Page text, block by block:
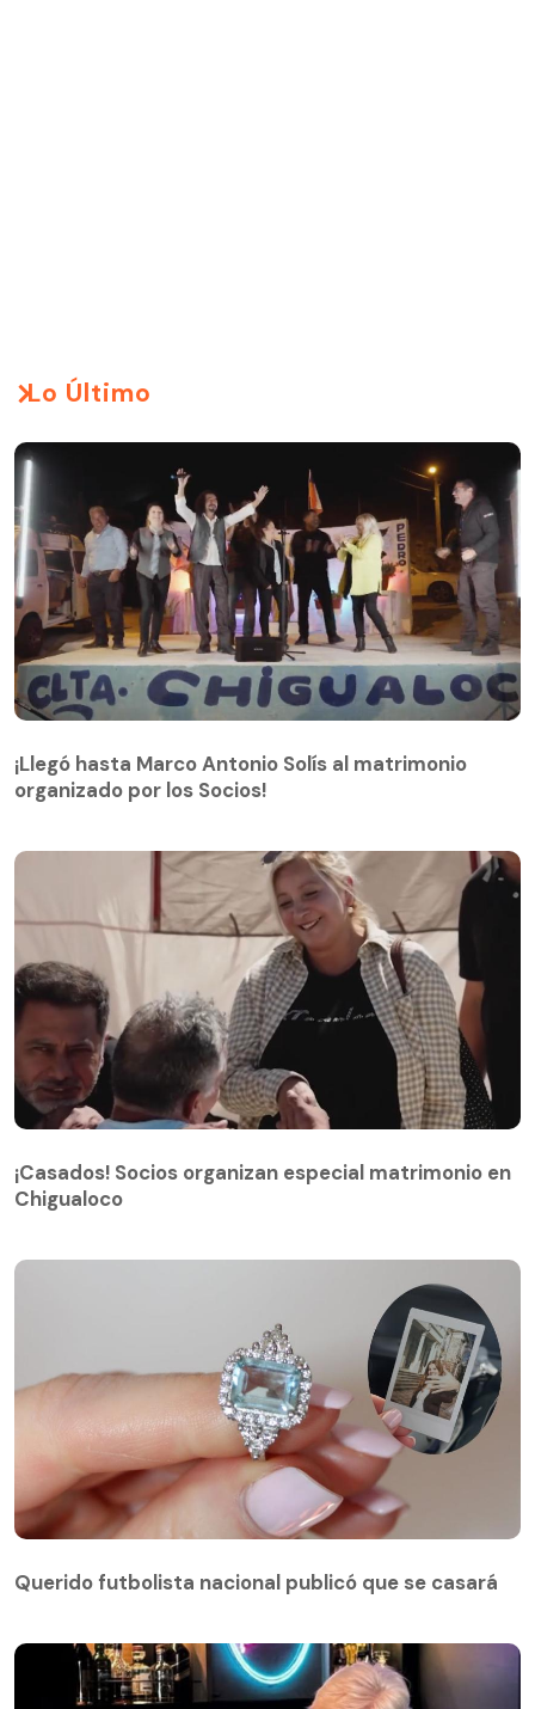
Lo Último
organizado por los Socios!
¡Llegó hasta Marco Antonio Solís al matrimonio
organizado por los Socios!
Chigualoco
¡Casados! Socios organizan especial matrimonio en
Chigualoco
Querido futbolista nacional publicó que se casará